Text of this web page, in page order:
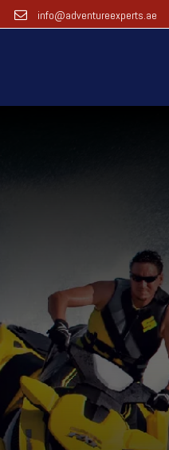
info@adventureexperts.ae